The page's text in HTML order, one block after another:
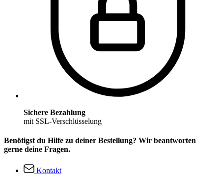
Sichere Bezahlung
mit SSL-Verschlüsselung
Benötigst du Hilfe zu deiner Bestellung? Wir beantworten
gerne deine Fragen.
Kontakt